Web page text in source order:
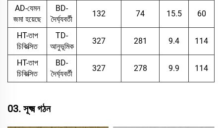
AD-যেমন
জমা হয়েছে
BD-
দৈর্ঘ্যবর্তী
132 74 15.5 60
HT-তাপ
চিকিত্সিত
TD-
আনুভূমিক
327 281 9.4 114
HT-তাপ
চিকিত্সিত
BD-
দৈর্ঘ্যবর্তী
327 278 9.9 114
03. সূক্ষ্ম গঠন